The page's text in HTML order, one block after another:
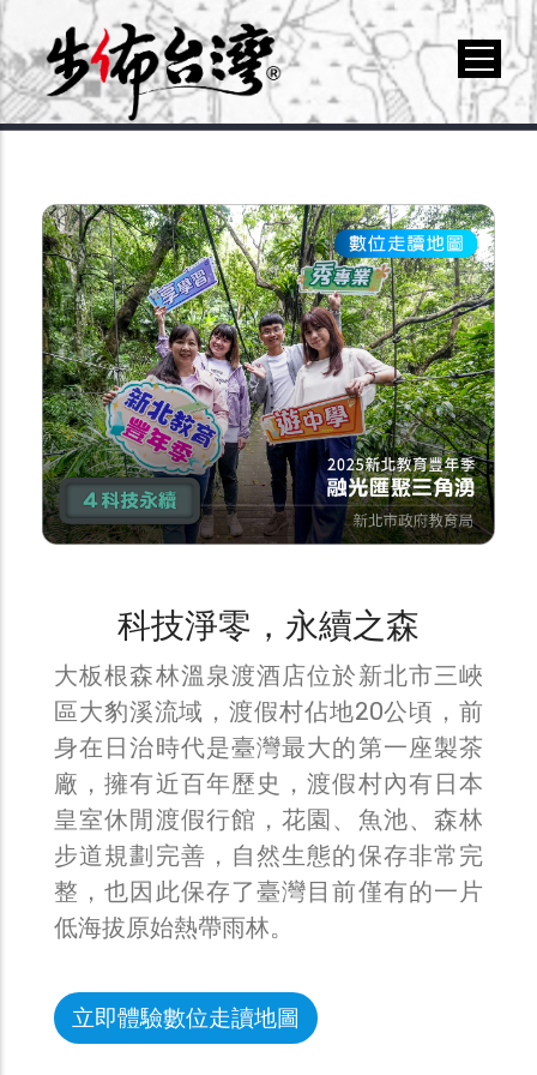
科技淨零，永續之森
大板根森林溫泉渡酒店位於新北市三峽
區大豹溪流域，渡假村佔地20公頃，前
身在日治時代是臺灣最大的第一座製茶
廠，擁有近百年歷史，渡假村內有日本
皇室休閒渡假行館，花園、魚池、森林
步道規劃完善，自然生態的保存非常完
整，也因此保存了臺灣目前僅有的一片
低海拔原始熱帶雨林。
立即體驗數位走讀地圖